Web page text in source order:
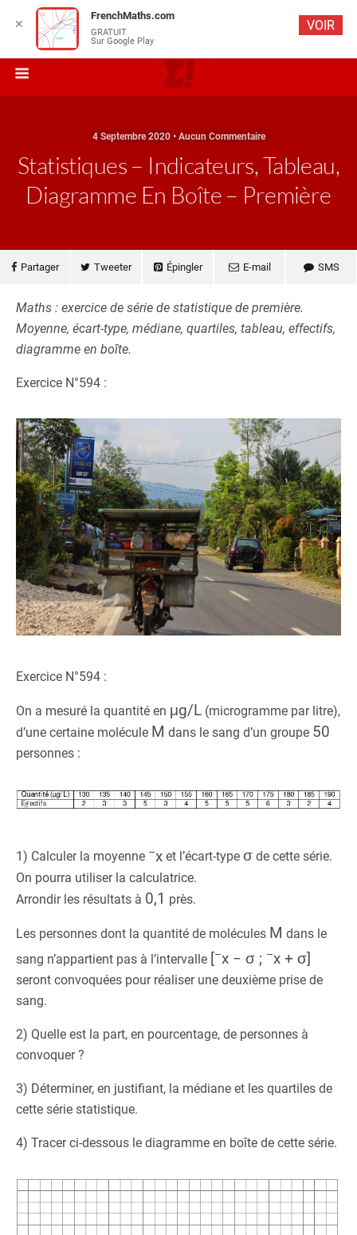
4 Septembre 2020 • Aucun Commentaire
Statistiques – Indicateurs, Tableau,
Diagramme En Boîte – Première
Partager Tweeter Épingler E-mail SMS
Maths : exercice de série de statistique de première.
Moyenne, écart-type, médiane, quartiles, tableau, effectifs,
diagramme en boîte.
Exercice N°594 :
Exercice N°594 :
On a mesuré la quantité en μg/L (microgramme par litre),
d’une certaine molécule M dans le sang d’un groupe 50
personnes :
1) Calculer la moyenne –x et l’écart-type σ de cette série.
On pourra utiliser la calculatrice.
Arrondir les résultats à 0,1 près.
Les personnes dont la quantité de molécules M dans le
sang n’appartient pas à l’intervalle [–x − σ ; –x + σ]
seront convoquées pour réaliser une deuxième prise de
sang.
2) Quelle est la part, en pourcentage, de personnes à
convoquer ?
3) Déterminer, en justifiant, la médiane et les quartiles de
cette série statistique.
4) Tracer ci-dessous le diagramme en boîte de cette série.
✕
FrenchMaths.com
GRATUIT
Sur Google Play
VOIR